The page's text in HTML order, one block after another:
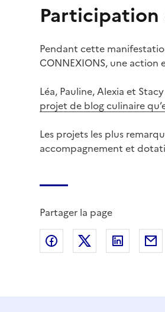
Participation
Pendant cette
CONNEXIONS, une action
Léa, Pauline, Alexia et
projet de blog culinaire
Les projets les plus
accompagnement et
Partager la page
Partager sur Facebook
Partager sur